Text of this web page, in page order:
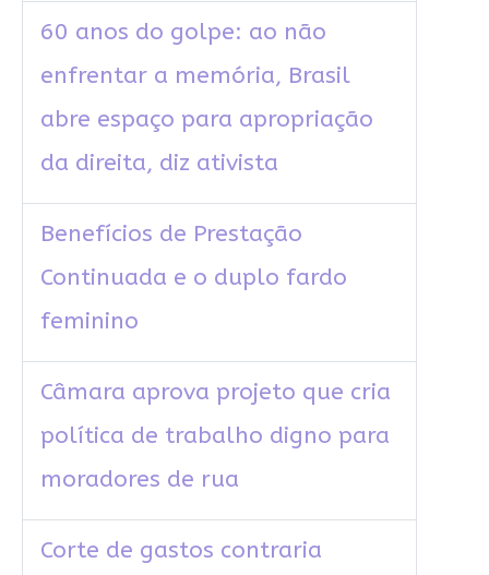
60 anos do golpe: ao não
enfrentar a memória, Brasil
abre espaço para apropriação
da direita, diz ativista
Benefícios de Prestação
Continuada e o duplo fardo
feminino
Câmara aprova projeto que cria
política de trabalho digno para
moradores de rua
Corte de gastos contraria